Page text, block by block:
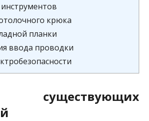
крюка
планки
ввода проводки